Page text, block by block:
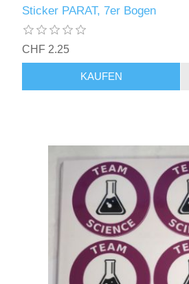
Sticker PARAT, 7er Bogen
CHF 2.25
KAUFEN